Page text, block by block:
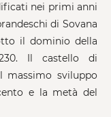
nei primi anni
di Sovana
il dominio della
Il castello di
massimo sviluppo
e la metà del